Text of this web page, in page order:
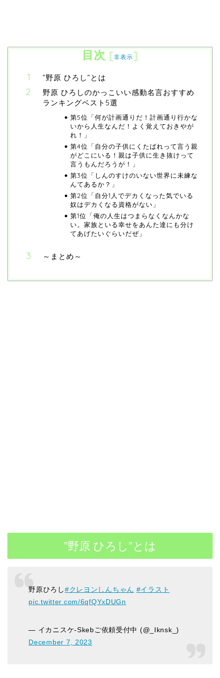
目次 [非表示]
”野原 ひろし”とは
野原 ひろしのかっこいい感動名言おすすめ
ランキングベスト5選
第5位「何が計画通りだ！計画通り行かな
いから人生なんだ！よく覚えておきやが
れ！」
第4位「自分の子供にくたばれって言う親
がどこにいる！親は子供に生き抜けって
言うもんだろうが！」
第3位「しんのすけのいない世界に未練な
んてあるか？」
第2位「自分1人でデカくなった気でいる
奴はデカくなる資格がない」
第1位「俺の人生はつまらなくなんかな
い。家族といる幸せをあんた達にも分け
てあげたいぐらいだぜ」
～まとめ～
”野原 ひろし”とは
野原ひろし#クレヨンしんちゃん #イラスト
pic.twitter.com/6qfQYxDUGn
— イカニスケ-Skebご依頼受付中 (@_Iknsk_)
December 7, 2023